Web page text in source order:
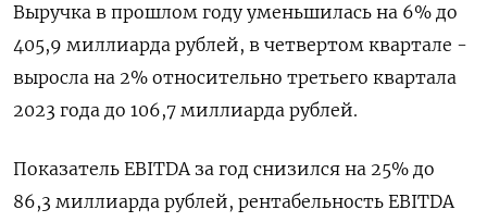
Выручка в прошлом году уменьшилась на 6% до
405,9 миллиарда рублей, в четвертом квартале -
выросла на 2% относительно третьего квартала
2023 года до 106,7 миллиарда рублей.
Показатель EBITDA за год снизился на 25% до
86,3 миллиарда рублей, рентабельность EBITDA